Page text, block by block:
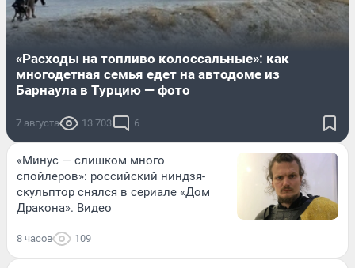
«Расходы на топливо колоссальные»: как
многодетная семья едет на автодоме из
Барнаула в Турцию — фото
7 августа 13 703 6
«Минус — слишком много
спойлеров»: российский ниндзя-
скульптор снялся в сериале «Дом
Дракона». Видео
8 часов 109